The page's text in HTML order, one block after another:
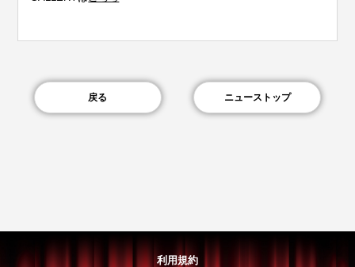
戻る ニューストップ
利用規約